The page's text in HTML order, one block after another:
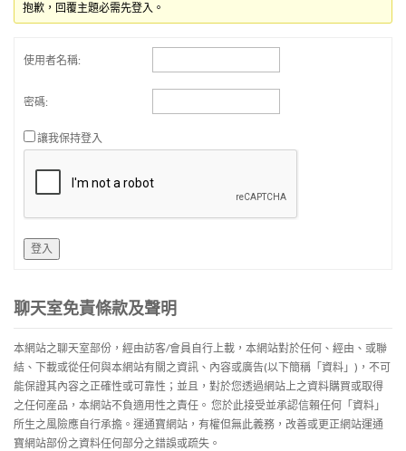
抱歉，回覆主題必需先登入。
使用者名稱:
密碼:
讓我保持登入
登入
聊天室免責條款及聲明
本網站之聊天室部份，經由訪客/會員自行上載，本網站對於任何、經由、或聯
結、下載或從任何與本網站有關之資訊、內容或廣告(以下簡稱「資料」)，不可
能保證其內容之正確性或可靠性；並且，對於您透過網站上之資料購買或取得
之任何産品，本網站不負適用性之責任。 您於此接受並承認信賴任何「資料」
所生之風險應自行承擔。運通寶網站，有權但無此義務，改善或更正網站運通
寶網站部份之資料任何部分之錯誤或疏失。